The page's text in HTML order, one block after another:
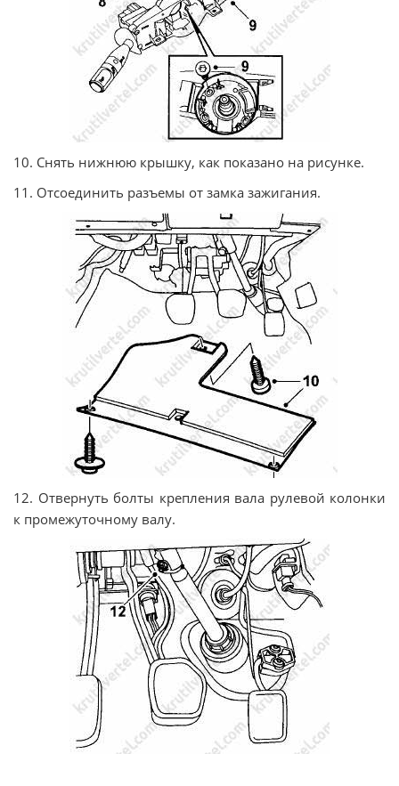
10. Снять нижнюю крышку, как показано на рисунке.
11. Отсоединить разъемы от замка зажигания.
12. Отвернуть болты крепления вала рулевой колонки
к промежуточному валу.